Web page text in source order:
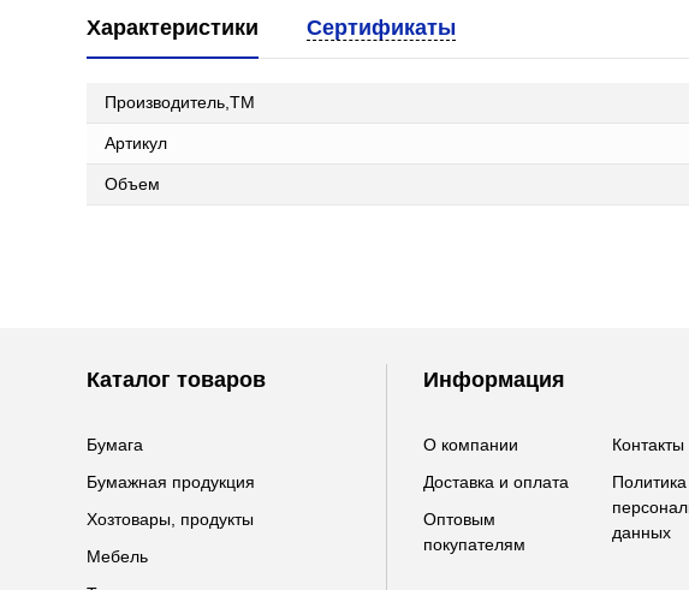
Характеристики Сертификаты
Производитель,ТМ
Артикул
Объем
Каталог товаров
Бумага
Бумажная продукция
Хозтовары, продукты
Мебель
Информация
О компании
Доставка и оплата
Оптовым
покупателям
Контакты
данных